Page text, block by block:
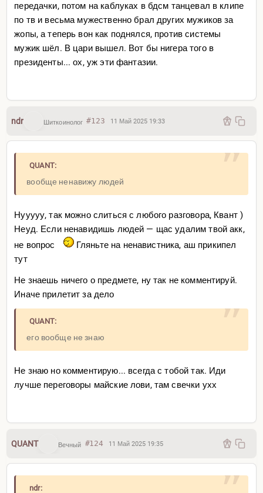
передачки, потом на каблуках в бдсм танцевал в клипе
по тв и весьма мужественно брал других мужиков за
жопы, а теперь вон как поднялся, против системы
мужик шёл. В цари вышел. Вот бы нигера того в
президенты... ох, уж эти фантазии.
ndr Шиткоинолог #123 11 Май 2025 19:33
QUANT:
вообще ненавижу людей
Нууууу, так можно слиться с любого разговора, Квант )
Неуд. Если ненавидишь людей — щас удалим твой акк,
не вопрос
Гляньте на ненавистника, аш прикипел
тут
Не знаешь ничего о предмете, ну так не комментируй.
Иначе прилетит за дело
QUANT:
его вообще не знаю
Не знаю но комментирую... всегда с тобой так. Иди
лучше переговоры майские лови, там свечки ухх
QUANT Вечный #124 11 Май 2025 19:35
ndr: